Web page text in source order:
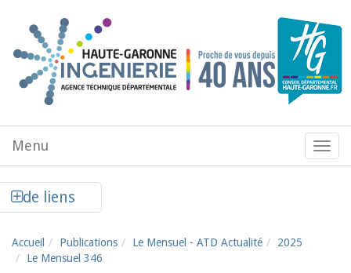
Menu
de
Menu
de liens
Accueil Publications Le Mensuel - ATD Actualité
2025
Le Mensuel 346